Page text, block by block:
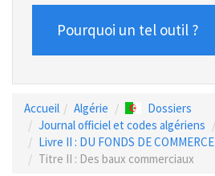
Pourquoi un tel outil ?
Accueil Algérie
Dossiers
Journal officiel et codes algériens
Livre II : DU FONDS DE COMMERCE
Titre II : Des baux commerciaux